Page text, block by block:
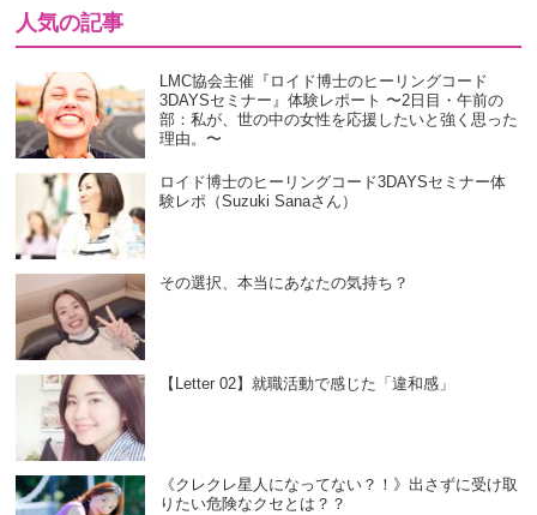
人気の記事
LMC協会主催『ロイド博士のヒーリングコード
3DAYSセミナー』体験レポート 〜2日目・午前の
部：私が、世の中の女性を応援したいと強く思った
理由。〜
ロイド博士のヒーリングコード3DAYSセミナー体
験レポ（Suzuki Sanaさん）
その選択、本当にあなたの気持ち？
【Letter 02】就職活動で感じた「違和感」
《クレクレ星人になってない？！》出さずに受け取
りたい危険なクセとは？？